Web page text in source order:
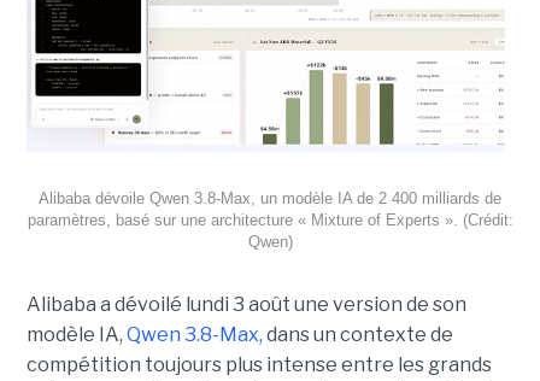
Alibaba dévoile Qwen 3.8-Max, un modèle IA de 2 400 milliards de
paramètres, basé sur une architecture « Mixture of Experts ». (Crédit:
Qwen)
Alibaba a dévoilé lundi 3 août une version de son
modèle IA, Qwen 3.8-Max, dans un contexte de
compétition toujours plus intense entre les grands